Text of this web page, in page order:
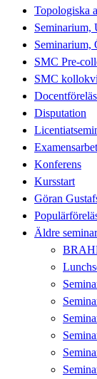
Topologiska
Seminarium,
Seminarium,
SMC Pre-
SMC
Disputation
Konferens
Kursstart
Göran
Äldre